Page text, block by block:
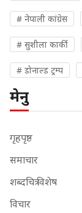
# नेपाली कांग्रेस
# सुशीला कार्की
# डोनाल्ड ट्रम्प
मेनु
गृहपृष्ठ
समाचार
शब्दचित्र विशेष
विचार